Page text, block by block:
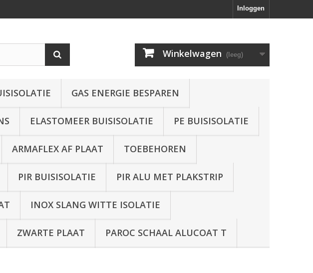
Inloggen
Winkelwagen (leeg)
GAS ENERGIE BESPAREN
ELASTOMEER BUISISOLATIE PE BUISISOLATIE
ARMAFLEX AF PLAAT TOEBEHOREN
PIR BUISISOLATIE PIR ALU MET PLAKSTRIP
INOX SLANG WITTE ISOLATIE
ZWARTE PLAAT PAROC SCHAAL ALUCOAT T